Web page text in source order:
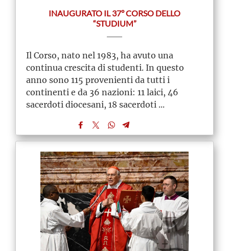
INAUGURATO IL 37° CORSO DELLO
“STUDIUM”
Il Corso, nato nel 1983, ha avuto una
continua crescita di studenti. In questo
anno sono 115 provenienti da tutti i
continenti e da 36 nazioni: 11 laici, 46
sacerdoti diocesani, 18 sacerdoti ...